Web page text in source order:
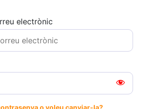
electrònic
o voleu canviar-la?